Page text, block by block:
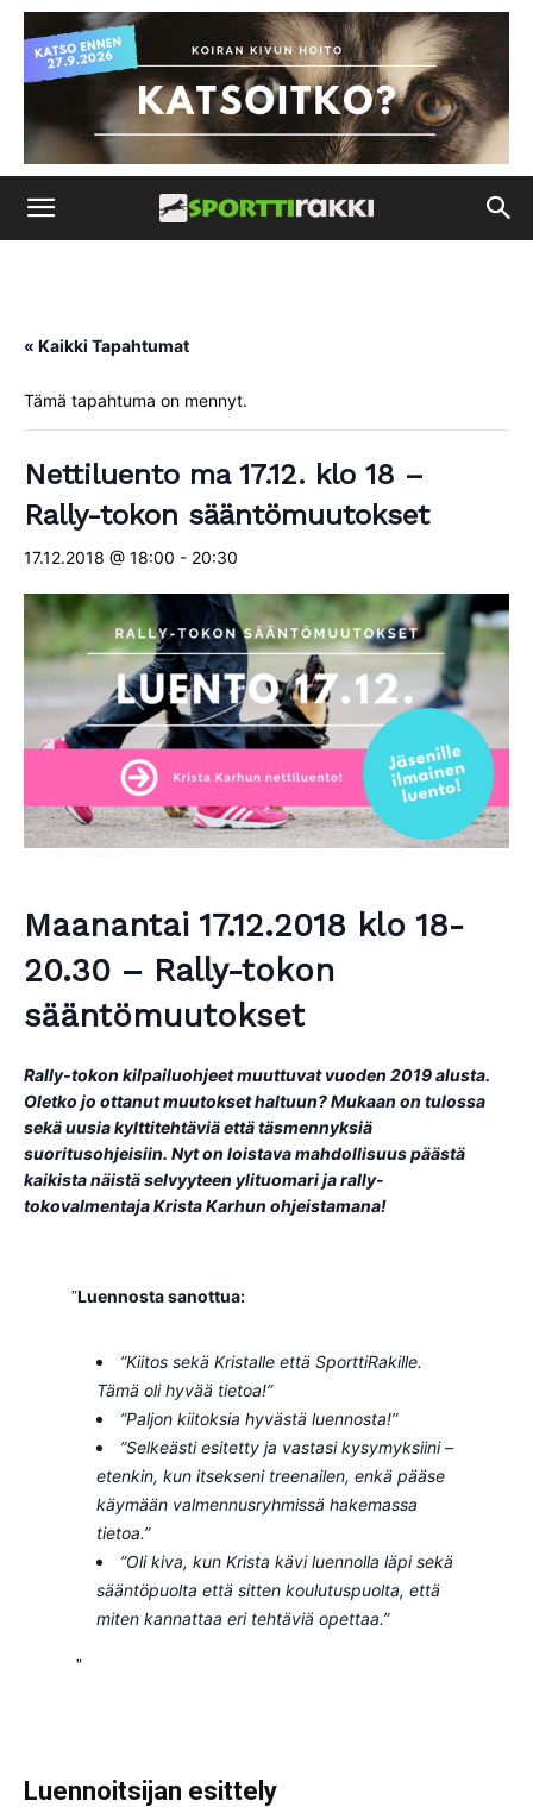
« Kaikki Tapahtumat
Tämä tapahtuma on mennyt.
Nettiluento ma 17.12. klo 18 –
Rally-tokon sääntömuutokset
17.12.2018 @ 18:00 - 20:30
Maanantai 17.12.2018 klo 18-
20.30 – Rally-tokon
sääntömuutokset
Rally-tokon kilpailuohjeet muuttuvat vuoden 2019 alusta.
Oletko jo ottanut muutokset haltuun? Mukaan on tulossa
sekä uusia kylttitehtäviä että täsmennyksiä
suoritusohjeisiin. Nyt on loistava mahdollisuus päästä
kaikista näistä selvyyteen ylituomari ja rally-
tokovalmentaja Krista Karhun ohjeistamana!
Luennosta sanottua:
”Kiitos sekä Kristalle että SporttiRakille.
Tämä oli hyvää tietoa!”
”Paljon kiitoksia hyvästä luennosta!”
”Selkeästi esitetty ja vastasi kysymyksiini –
etenkin, kun itsekseni treenailen, enkä pääse
käymään valmennusryhmissä hakemassa
tietoa.”
”Oli kiva, kun Krista kävi luennolla läpi sekä
sääntöpuolta että sitten koulutuspuolta, että
miten kannattaa eri tehtäviä opettaa.”
Luennoitsijan esittely